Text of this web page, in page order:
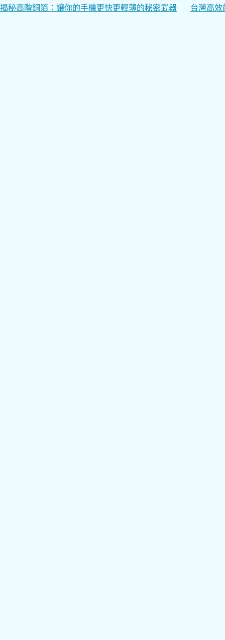
文
揭秘高階銅箔：讓你的手機更快更輕薄的秘密武器 台灣高